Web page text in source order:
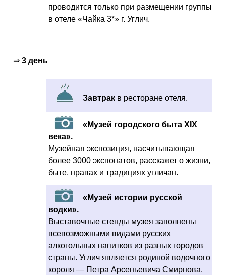
проводится только при размещении группы
в отеле «Чайка 3*» г. Углич.
⇒ 3 день
Завтрак в ресторане отеля.
«Музей городского быта XIX
века».
Музейная экспозиция, насчитывающая
более 3000 экспонатов, расскажет о жизни,
быте, нравах и традициях угличан.
«Музей истории русской
водки».
Выставочные стенды музея заполнены
всевозможными видами русских
алкогольных напитков из разных городов
страны. Углич является родиной водочного
короля — Петра Арсеньевича Смирнова.